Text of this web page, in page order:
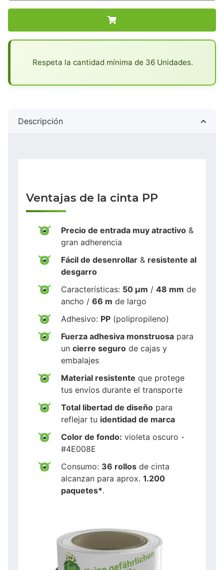
Respeta la cantidad mínima de 36 Unidades.
Descripción
Ventajas de la cinta PP
Precio de entrada muy atractivo &
gran adherencia
Fácil de desenrollar & resistente al
desgarro
Características: 50 µm / 48 mm de
ancho / 66 m de largo
Adhesivo: PP (polipropileno)
Fuerza adhesiva monstruosa para
un cierre seguro de cajas y
embalajes
Material resistente que protege
tus envíos durante el transporte
Total libertad de diseño para
reflejar tu identidad de marca
Color de fondo: violeta oscuro -
#4E008E
Consumo: 36 rollos de cinta
alcanzan para aprox. 1.200
paquetes*.